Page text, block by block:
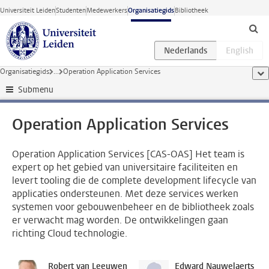
Ga direct naar de inhoud
Universiteit LeidenStudentenMedewerkersOrganisatiegidsBibliotheek
Organisatiegids ... Operation Application Services
Submenu
Operation Application Services
Operation Application Services [CAS-OAS] Het team is
expert op het gebied van universitaire faciliteiten en
levert tooling die de complete development lifecycle van
applicaties ondersteunen. Met deze services werken
systemen voor gebouwenbeheer en de bibliotheek zoals
er verwacht mag worden. De ontwikkelingen gaan
richting Cloud technologie.
Robert van Leeuwen Edward Nauwelaerts